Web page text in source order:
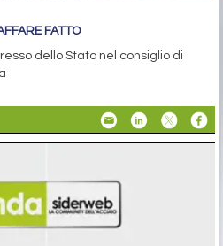
FATTO
dello Stato nel consiglio di